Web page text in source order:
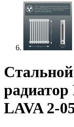
LAVA 2-